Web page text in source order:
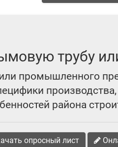
трубу
промышленного
района
опросный лист